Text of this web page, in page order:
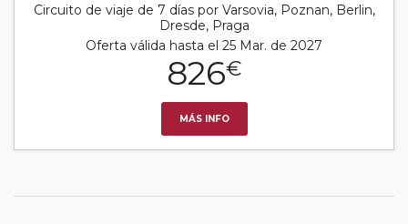
Circuito de viaje de 7 días por Varsovia, Poznan, Berlin,
Dresde, Praga
Oferta válida hasta el 25 Mar. de 2027
826€
MÁS INFO